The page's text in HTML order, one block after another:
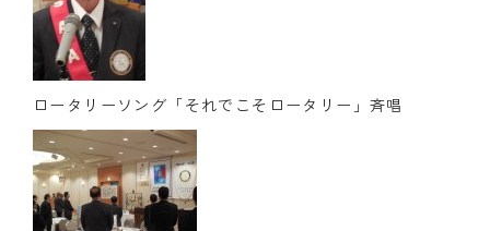
ロータリーソング「それでこそロータリー」斉唱